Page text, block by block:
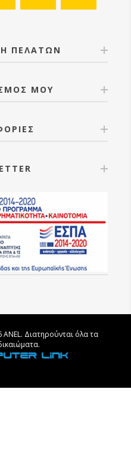
ΠΕΛΑΤΩΝ
ΜΟΥ
ANEL. Διατηρούνται όλα τα